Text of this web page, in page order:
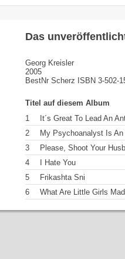
Das
Georg Kreisler
2005
BestNr Scherz ISBN 3-502-
Titel auf diesem Album
1
It´s Great To Lead An
2
My Psychoanalyst Is
3
Please, Shoot Your
4
I Hate You
5
Frikashta Sni
6
What Are Little Girls